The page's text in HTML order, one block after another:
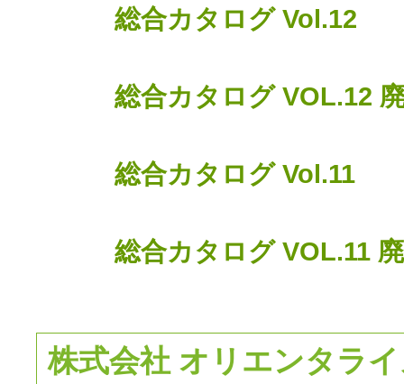
総合カタログ Vol.12
総合カタログ VOL.12 廃
総合カタログ Vol.11
総合カタログ VOL.11 廃
株式会社 オリエンタラ